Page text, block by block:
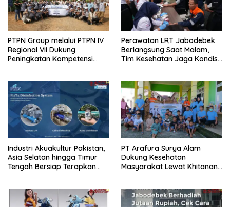
PTPN Group melalui PTPN IV
Regional VII Dukung
Peningkatan Kompetensi
Way Kanan
Perawatan LRT Jabodebek
Berlangsung Saat Malam,
Tim Kesehatan Jaga Kondisi
Industri Akuakultur Pakistan,
Asia Selatan hingga Timur
Tengah Bersiap Terapkan
PT Arafura Surya Alam
Dukung Kesehatan
Masyarakat Lewat Khitanan